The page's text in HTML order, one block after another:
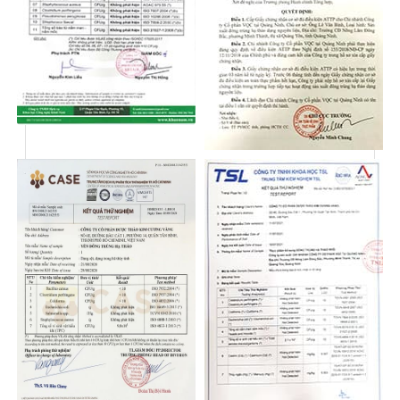
- Tăng cường chức năng sinh lý cho cả nam và nữ
-Hỗ trợ điều trị ung thư
- Hỗ trợ chữa các bệnh suy thận, tổn thương thận
- Tăng cường hệ miễn dịch, chống viêm nhiễm và
kháng loại các virus viêm gan B, AIDS, Lao…
- Hỗ trợ điều tiết đường huyết, kiểm soát bệnh tiểu
đường
- Hỗ trợ các bệnh liên quan tim mạch, huyết áp,
suy tim. Bảo vệ tim mạch, giữ nhịp tim và huyết áp
ổn định, tăng cường lưu thông máu.
- Hỗ trợ trị các bệnh liên quan đến gan, sơ gan,
viêm gan
- Hỗ trợ trị các bệnh liên quan đến phổi, hô hấp,
hen suyễn, viêm phế quản